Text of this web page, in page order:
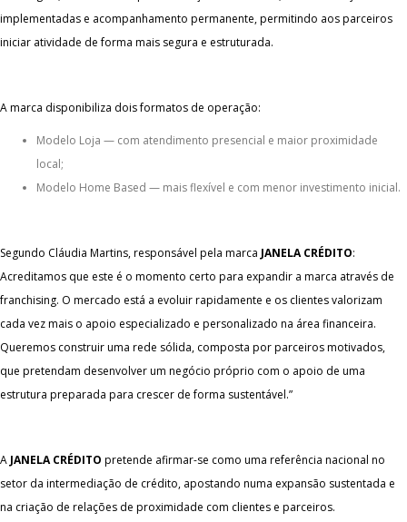
implementadas e acompanhamento permanente, permitindo aos parceiros
iniciar atividade de forma mais segura e estruturada.
A marca disponibiliza dois formatos de operação:
Modelo Loja — com atendimento presencial e maior proximidade
local;
Modelo Home Based — mais flexível e com menor investimento inicial.
Segundo Cláudia Martins, responsável pela marca JANELA CRÉDITO:
Acreditamos que este é o momento certo para expandir a marca através de
franchising. O mercado está a evoluir rapidamente e os clientes valorizam
cada vez mais o apoio especializado e personalizado na área financeira.
Queremos construir uma rede sólida, composta por parceiros motivados,
que pretendam desenvolver um negócio próprio com o apoio de uma
estrutura preparada para crescer de forma sustentável.”
A JANELA CRÉDITO pretende afirmar-se como uma referência nacional no
setor da intermediação de crédito, apostando numa expansão sustentada e
na criação de relações de proximidade com clientes e parceiros.